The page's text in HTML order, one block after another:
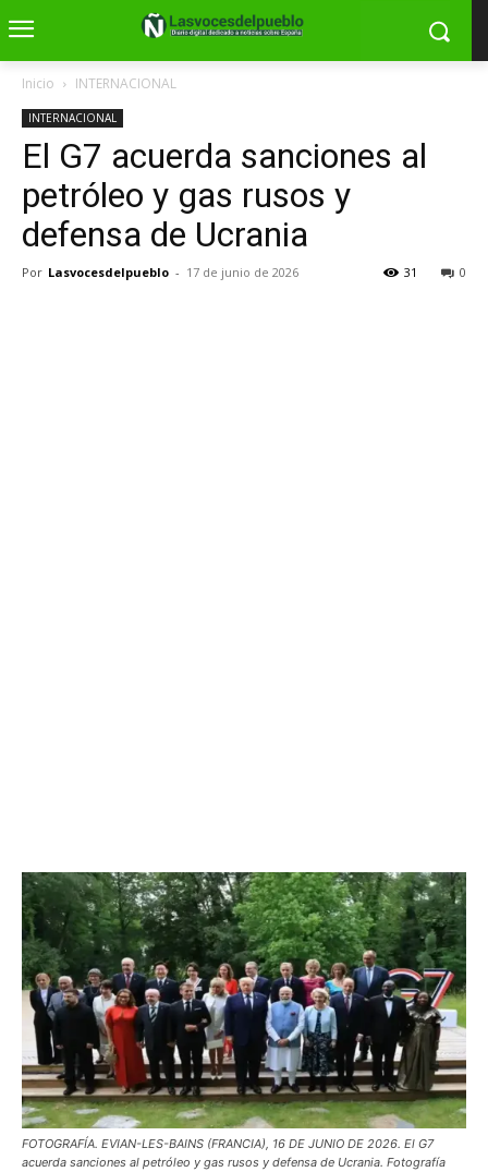
Inicio INTERNACIONAL
INTERNACIONAL
El G7 acuerda sanciones al
petróleo y gas rusos y
defensa de Ucrania
Por Lasvocesdelpueblo - 17 de junio de 2026 0
31
FOTOGRAFÍA. EVIAN-LES-BAINS (FRANCIA), 16 DE JUNIO DE 2026. El G7
acuerda sanciones al petróleo y gas rusos y defensa de Ucrania. Fotografía